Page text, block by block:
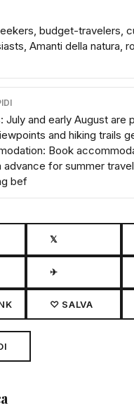
budget-travelers,
Amanti della natura,
July and early August are
and hiking trails
Book
advance for summer travel
bef
𝕏
✈
♡ SALVA